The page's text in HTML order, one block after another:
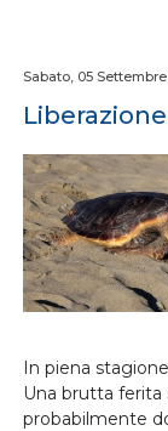
Sabato, 05 Settembre
In piena
Una brutta ferita
probabilmente